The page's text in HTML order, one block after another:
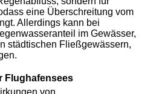
eine Überschreitung vom
Allerdings kann bei
im Gewässer,
städtischen Fließgewässern,
Flughafensees
von